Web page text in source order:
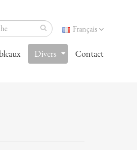
Français
Divers Contact